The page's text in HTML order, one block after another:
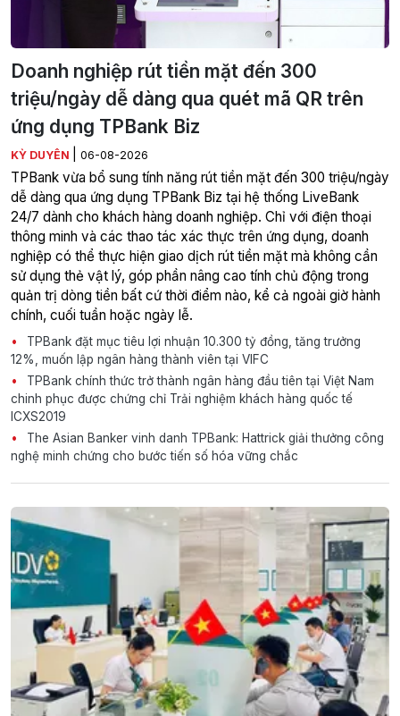
Doanh nghiệp rút tiền mặt đến 300
triệu/ngày dễ dàng qua quét mã QR trên
ứng dụng TPBank Biz
KỲ DUYÊN 06-08-2026
TPBank vừa bổ sung tính năng rút tiền mặt đến 300 triệu/ngày
dễ dàng qua ứng dụng TPBank Biz tại hệ thống LiveBank
24/7 dành cho khách hàng doanh nghiệp. Chỉ với điện thoại
thông minh và các thao tác xác thực trên ứng dụng, doanh
nghiệp có thể thực hiện giao dịch rút tiền mặt mà không cần
sử dụng thẻ vật lý, góp phần nâng cao tính chủ động trong
quản trị dòng tiền bất cứ thời điểm nào, kể cả ngoài giờ hành
chính, cuối tuần hoặc ngày lễ.
TPBank đặt mục tiêu lợi nhuận 10.300 tỷ đồng, tăng trưởng
12%, muốn lập ngân hàng thành viên tại VIFC
TPBank chính thức trở thành ngân hàng đầu tiên tại Việt Nam
chinh phục được chứng chỉ Trải nghiệm khách hàng quốc tế
ICXS2019
The Asian Banker vinh danh TPBank: Hattrick giải thưởng công
nghệ minh chứng cho bước tiến số hóa vững chắc